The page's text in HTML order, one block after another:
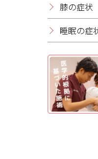
膝の症状
睡眠の症